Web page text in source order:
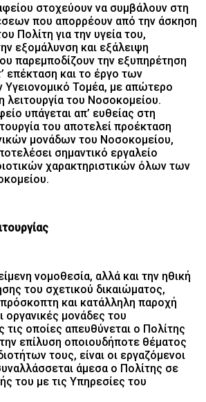
στοχεύουν να συμβάλουν στη
που απορρέουν από την άσκηση
Πολίτη για την υγεία του,
εξομάλυνση και εξάλειψη
παρεμποδίζουν την εξυπηρέτηση
επέκταση και το έργο των
Υγειονομικό Τομέα, με απώτερο
λειτουργία του Νοσοκομείου.
υπάγεται απ’ ευθείας στη
του αποτελεί προέκταση
μονάδων του Νοσοκομείου,
σημαντικό εργαλείο
χαρακτηριστικών όλων των
νομοθεσία, αλλά και την ηθική
του σχετικού δικαιώματος,
και κατάλληλη παροχή
οργανικές μονάδες του
οποίες απευθύνεται ο Πολίτης
επίλυση οποιουδήποτε θέματος
τους, είναι οι εργαζόμενοι
άμεσα ο Πολίτης σε
του με τις Υπηρεσίες του